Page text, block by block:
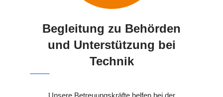
Begleitung zu Behörden
und Unterstützung bei
Technik